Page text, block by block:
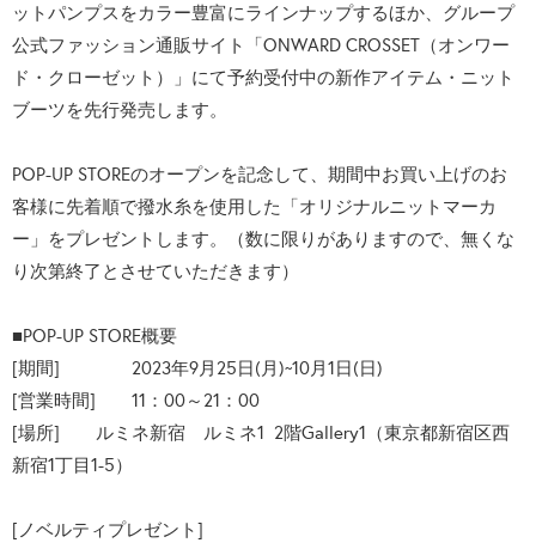
ットパンプスをカラー豊富にラインナップするほか、グループ
公式ファッション通販サイト「ONWARD CROSSET（オンワー
ド・クローゼット）」にて予約受付中の新作アイテム・ニット
ブーツを先行発売します。
POP-UP STOREのオープンを記念して、期間中お買い上げのお
客様に先着順で撥水糸を使用した「オリジナルニットマーカ
ー」をプレゼントします。（数に限りがありますので、無くな
り次第終了とさせていただきます）
■POP-UP STORE概要
[期間] 2023年9月25日(月)~10月1日(日)
[営業時間] 11：00～21：00
[場所] ルミネ新宿 ルミネ1 2階Gallery1（東京都新宿区西
新宿1丁目1-5）
[ノベルティプレゼント]